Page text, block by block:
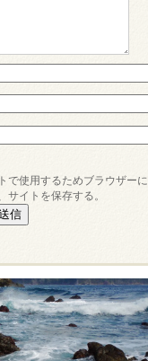
で使用するためブラウザー
サイトを保存する。